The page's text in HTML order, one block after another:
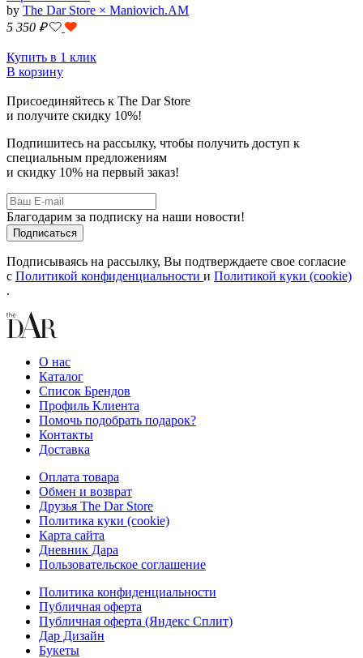
by The Dar Store × Maniovich.AM
5 350 ₽
Купить в 1 клик
В корзину
Присоединяйтесь к The Dar Store
и получите скидку 10%!
Подпишитесь на рассылку, чтобы получить доступ к
специальным предложениям
и скидку 10% на первый заказ!
Благодарим за подписку на наши новости!
Подписываясь на рассылку, Вы подтверждаете свое согласие
с Политикой конфиденциальности и Политикой куки (cookie)
.
О нас
Каталог
Список Брендов
Профиль Клиента
Помочь подобрать подарок?
Контакты
Доставка
Оплата товара
Обмен и возврат
Друзья The Dar Store
Политика куки (cookie)
Карта сайта
Дневник Дара
Пользовательское соглашение
Политика конфиденциальности
Публичная оферта
Публичная оферта (Яндекс Сплит)
Дар Дизайн
Букеты